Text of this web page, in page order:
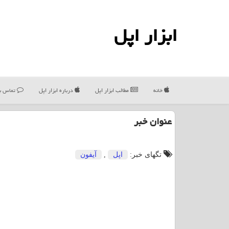
ابزار اپل
خانه مطالب ابزار اپل درباره ابزار اپل تماس
عنوان خبر
تگهای خبر: اپل , آیفون